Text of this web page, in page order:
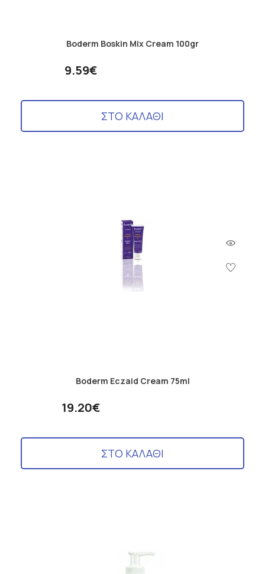
Boderm Boskin Mix Cream 100gr
9.59€
ΣΤΟ ΚΑΛΑΘΙ
Boderm Eczaid Cream 75ml
19.20€
ΣΤΟ ΚΑΛΑΘΙ